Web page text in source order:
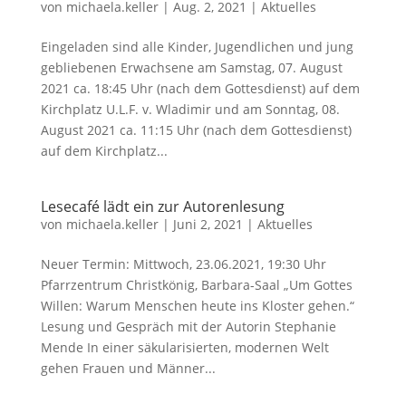
von michaela.keller| Aug. 2, 2021 | Aktuelles
Eingeladen sind alle Kinder, Jugendlichen und jung
gebliebenen Erwachsene am Samstag, 07. August
2021 ca. 18:45 Uhr (nach dem Gottesdienst) auf dem
Kirchplatz U.L.F. v. Wladimir und am Sonntag, 08.
August 2021 ca. 11:15 Uhr (nach dem Gottesdienst)
auf dem Kirchplatz...
Lesecafé lädt ein zur Autorenlesung
von michaela.keller| Juni 2, 2021 | Aktuelles
Neuer Termin: Mittwoch, 23.06.2021, 19:30 Uhr
Pfarrzentrum Christkönig, Barbara-Saal „Um Gottes
Willen: Warum Menschen heute ins Kloster gehen.“
Lesung und Gespräch mit der Autorin Stephanie
Mende In einer säkularisierten, modernen Welt
gehen Frauen und Männer...